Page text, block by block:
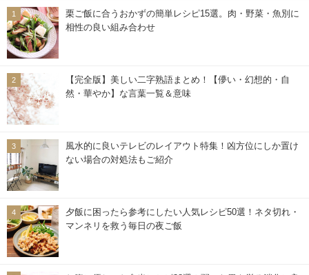
栗ご飯に合うおかずの簡単レシピ15選。肉・野菜・魚別に
相性の良い組み合わせ
【完全版】美しい二字熟語まとめ！【儚い・幻想的・自
然・華やか】な言葉一覧＆意味
風水的に良いテレビのレイアウト特集！凶方位にしか置け
ない場合の対処法もご紹介
夕飯に困ったら参考にしたい人気レシピ50選！ネタ切れ・
マンネリを救う毎日の夜ご飯